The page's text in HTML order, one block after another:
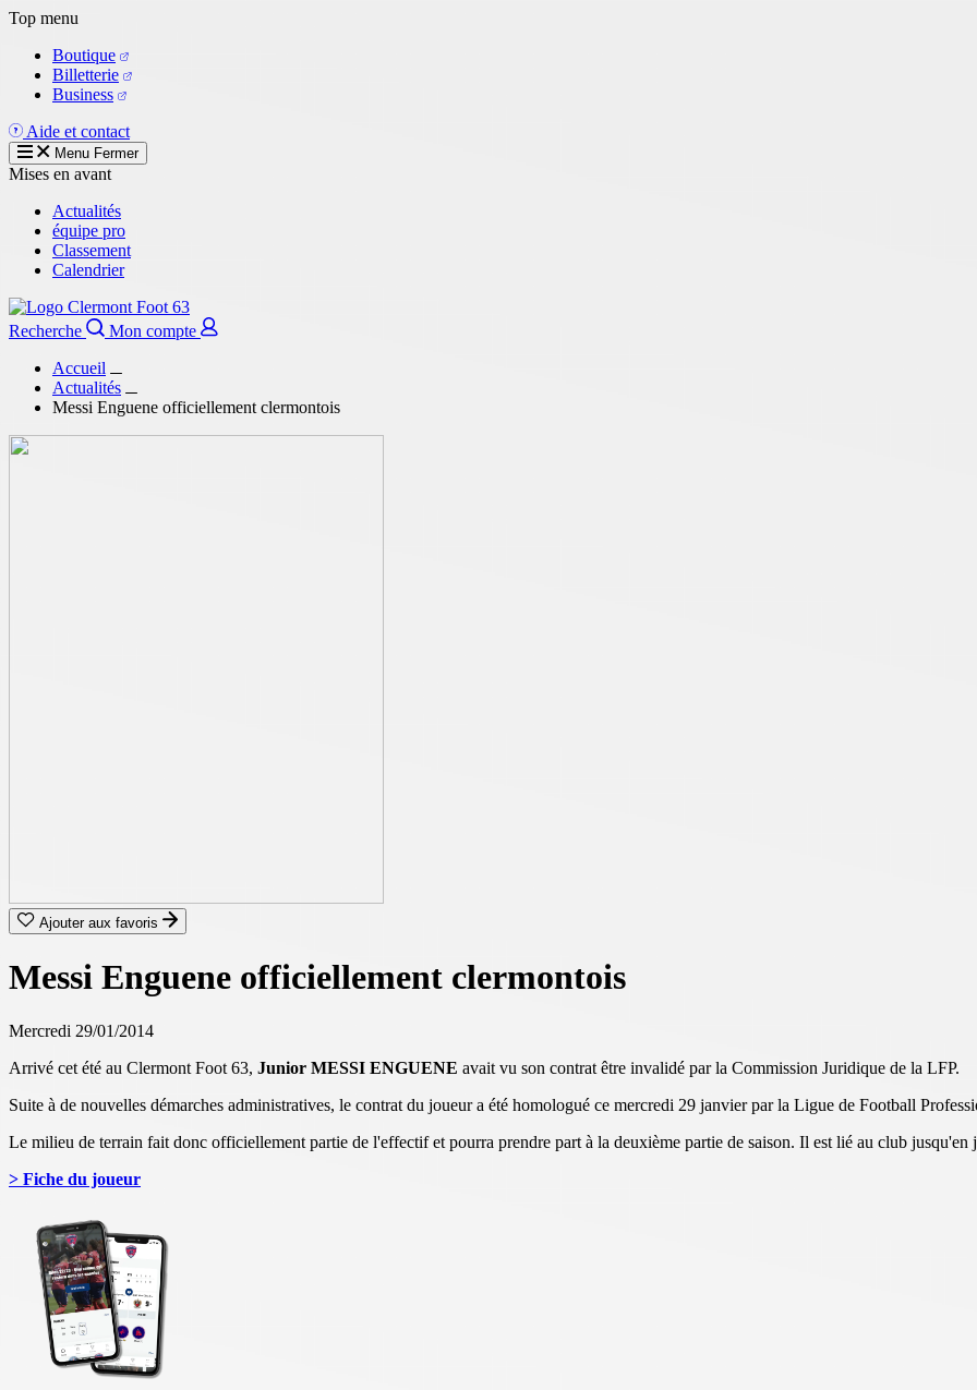
Aller
contenu
principal
Top menu
Boutique
Billetterie
Business
Aide et contact
Menu Fermer
Mises en avant
Actualités
équipe pro
Classement
Calendrier
Recherche
Mon compte
Accueil
Actualités
Messi Enguene officiellement clermontois
Ajouter aux favoris
Messi Enguene officiellement clermontois
Mercredi 29/01/2014
Arrivé cet été au Clermont Foot 63, Junior MESSI ENGUENE avait vu son contrat être invalidé par la Commission Juridique de la LFP.
Suite à de nouvelles démarches administratives, le contrat du joueur a été homologué ce mercredi 29 janvier par la Ligue de Football
Le milieu de terrain fait donc officiellement partie de l'effectif et pourra prendre part à la deuxième partie de saison. Il est lié au club jusqu'en
> Fiche du joueur